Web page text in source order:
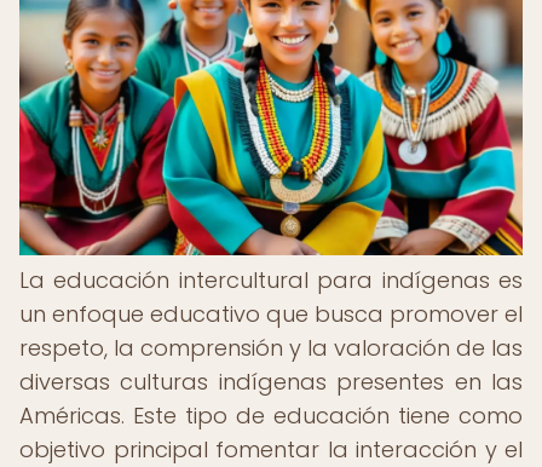
La educación intercultural para indígenas es
un enfoque educativo que busca promover el
respeto, la comprensión y la valoración de las
diversas culturas indígenas presentes en las
Américas. Este tipo de educación tiene como
objetivo principal fomentar la interacción y el